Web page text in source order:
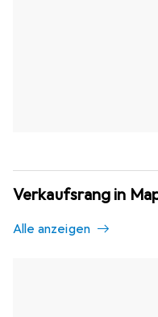
Verkaufsrang in
Alle anzeigen